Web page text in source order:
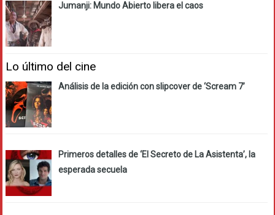
Jumanji: Mundo Abierto libera el caos
Lo último del cine
Análisis de la edición con slipcover de ‘Scream 7’
Primeros detalles de ‘El Secreto de La Asistenta’, la
esperada secuela